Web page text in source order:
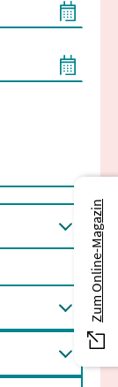
Zum Online-Magazin